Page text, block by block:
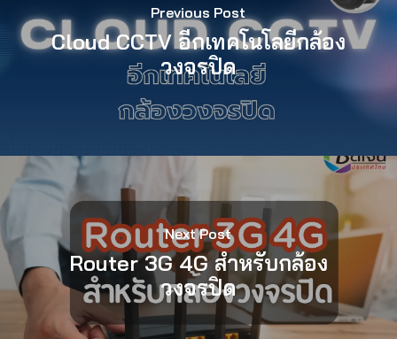
Previous Post
Cloud CCTV อีกเทคโนโลยีกล้อง
วงจรปิด
Next Post
Router 3G 4G สำหรับกล้อง
วงจรปิด